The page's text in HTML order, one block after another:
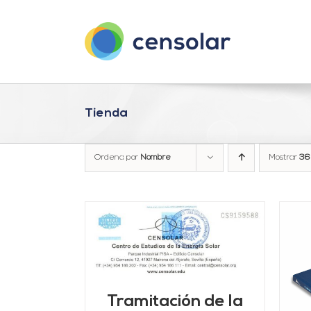
Tienda
Ordena por Nombre Mostrar 36
Tramitación de la
DETALLES